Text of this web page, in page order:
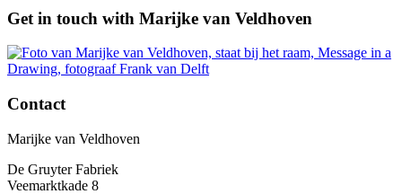
Get in touch with Marijke van Veldhoven
Contact
Marijke van Veldhoven
De Gruyter Fabriek
Veemarktkade 8